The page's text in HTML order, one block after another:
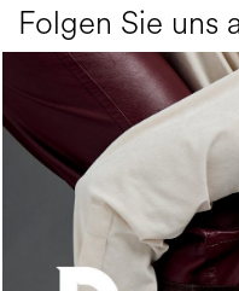
Folgen Sie uns